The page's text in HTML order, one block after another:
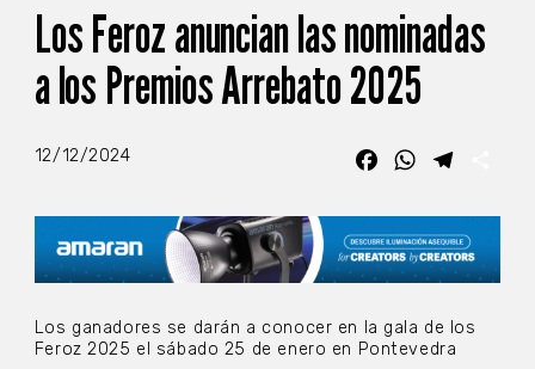
Los Feroz anuncian las nominadas
a los Premios Arrebato 2025
12/12/2024 FacebookWhatsApp
Los ganadores se darán a conocer en la gala de los
Feroz 2025 el sábado 25 de enero en Pontevedra